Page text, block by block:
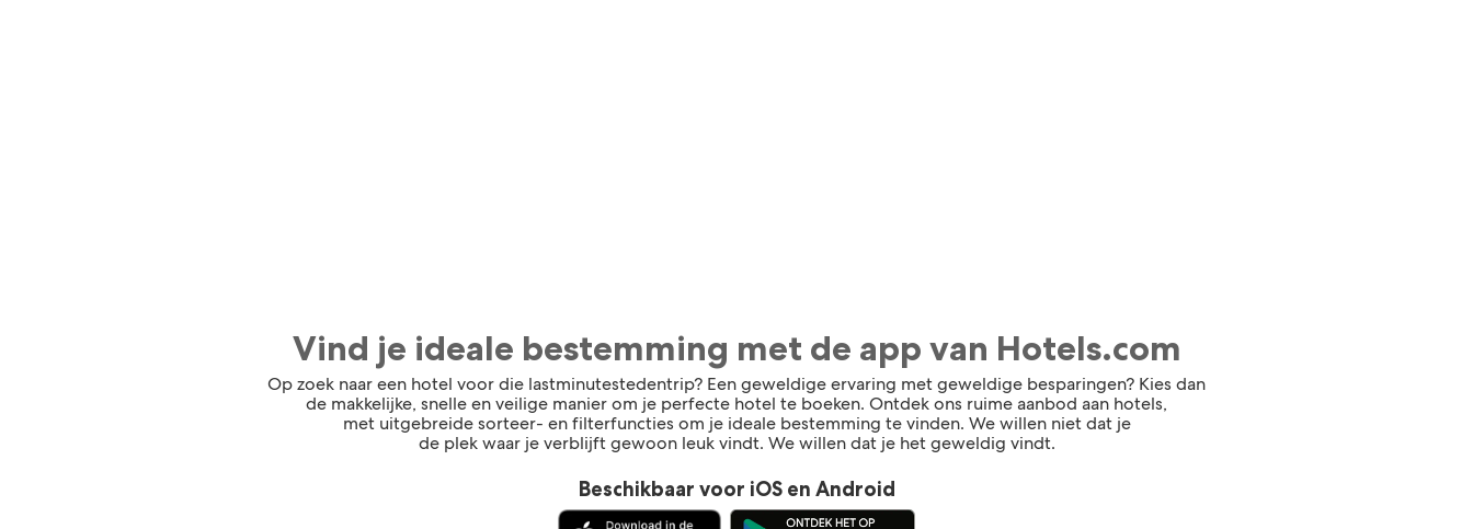
Vind je ideale bestemming met de app van Hotels.com
Op zoek naar een hotel voor die lastminutestedentrip? Een geweldige ervaring met geweldige besparingen? Kies dan
de makkelijke, snelle en veilige manier om je perfecte hotel te boeken. Ontdek ons ruime aanbod aan hotels,
met uitgebreide sorteer- en filterfuncties om je ideale bestemming te vinden. We willen niet dat je
de plek waar je verblijft gewoon leuk vindt. We willen dat je het geweldig vindt.
Beschikbaar voor iOS en Android